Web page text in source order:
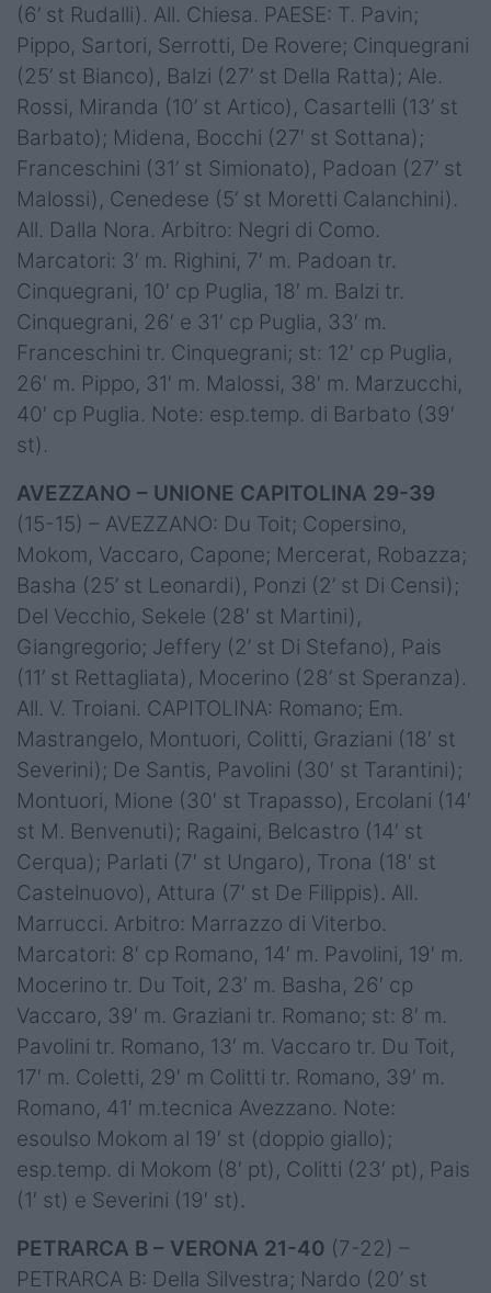
(6’ st Rudalli). All. Chiesa. PAESE: T. Pavin;
Pippo, Sartori, Serrotti, De Rovere; Cinquegrani
(25’ st Bianco), Balzi (27’ st Della Ratta); Ale.
Rossi, Miranda (10’ st Artico), Casartelli (13’ st
Barbato); Midena, Bocchi (27′ st Sottana);
Franceschini (31’ st Simionato), Padoan (27’ st
Malossi), Cenedese (5’ st Moretti Calanchini).
All. Dalla Nora. Arbitro: Negri di Como.
Marcatori: 3′ m. Righini, 7′ m. Padoan tr.
Cinquegrani, 10′ cp Puglia, 18′ m. Balzi tr.
Cinquegrani, 26′ e 31′ cp Puglia, 33′ m.
Franceschini tr. Cinquegrani; st: 12′ cp Puglia,
26′ m. Pippo, 31′ m. Malossi, 38′ m. Marzucchi,
40′ cp Puglia. Note: esp.temp. di Barbato (39′
st).
AVEZZANO – UNIONE CAPITOLINA 29-39
(15-15) – AVEZZANO: Du Toit; Copersino,
Mokom, Vaccaro, Capone; Mercerat, Robazza;
Basha (25’ st Leonardi), Ponzi (2’ st Di Censi);
Del Vecchio, Sekele (28′ st Martini),
Giangregorio; Jeffery (2’ st Di Stefano), Pais
(11’ st Rettagliata), Mocerino (28’ st Speranza).
All. V. Troiani. CAPITOLINA: Romano; Em.
Mastrangelo, Montuori, Colitti, Graziani (18′ st
Severini); De Santis, Pavolini (30′ st Tarantini);
Montuori, Mione (30′ st Trapasso), Ercolani (14′
st M. Benvenuti); Ragaini, Belcastro (14′ st
Cerqua); Parlati (7′ st Ungaro), Trona (18′ st
Castelnuovo), Attura (7′ st De Filippis). All.
Marrucci. Arbitro: Marrazzo di Viterbo.
Marcatori: 8′ cp Romano, 14′ m. Pavolini, 19′ m.
Mocerino tr. Du Toit, 23′ m. Basha, 26′ cp
Vaccaro, 39′ m. Graziani tr. Romano; st: 8′ m.
Pavolini tr. Romano, 13′ m. Vaccaro tr. Du Toit,
17′ m. Coletti, 29′ m Colitti tr. Romano, 39′ m.
Romano, 41′ m.tecnica Avezzano. Note:
esoulso Mokom al 19′ st (doppio giallo);
esp.temp. di Mokom (8′ pt), Colitti (23′ pt), Pais
(1′ st) e Severini (19′ st).
PETRARCA B – VERONA 21-40 (7-22) –
PETRARCA B: Della Silvestra; Nardo (20’ st